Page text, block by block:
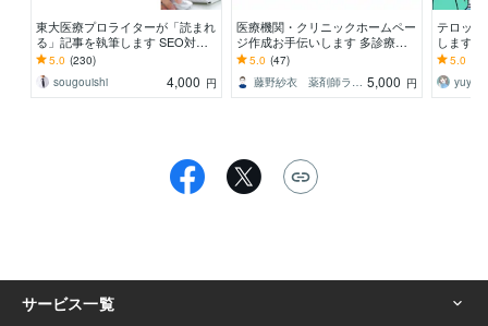
東大医療プロライターが「読まれ
る」記事を執筆します SEO対
策・監修案件も万全です！
5.0 (230)
sougouishi
4,000 円
医療機関・クリニックホームペー
ジ作成お手伝いします 多診療科
記事の執筆経験と病院薬剤師歴を
活かします！
5.0 (47)
藤野紗衣 薬剤師ライター 5,000 円
テロッ
します
フルテ
5.0